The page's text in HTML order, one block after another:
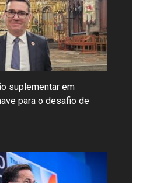
suplementar em
para o desafio de